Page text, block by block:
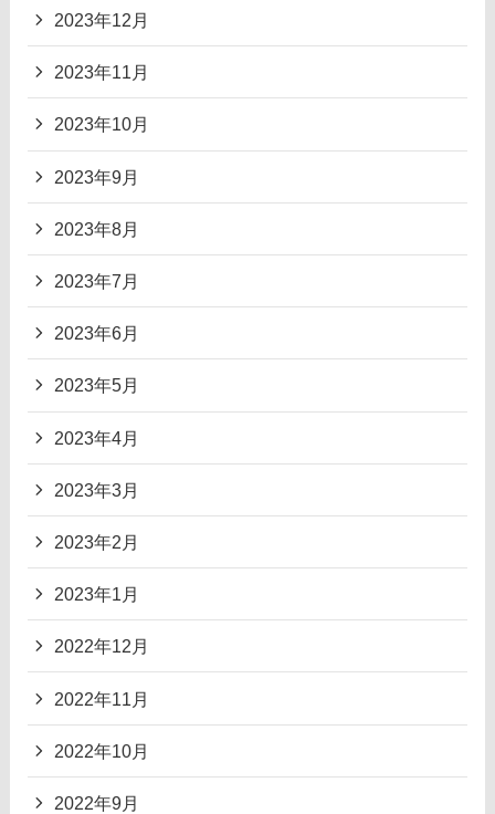
2023年12月
2023年11月
2023年10月
2023年9月
2023年8月
2023年7月
2023年6月
2023年5月
2023年4月
2023年3月
2023年2月
2023年1月
2022年12月
2022年11月
2022年10月
2022年9月